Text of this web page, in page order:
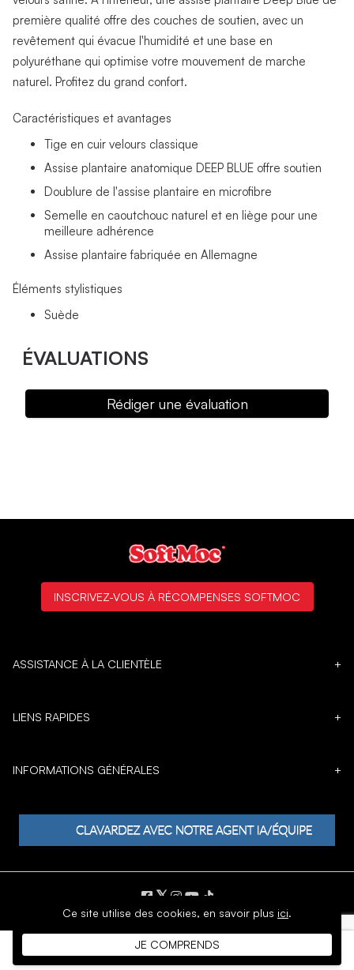
première qualité offre des couches de soutien, avec un
revêtement qui évacue l'humidité et une base en
polyuréthane qui optimise votre mouvement de marche
naturel. Profitez du grand confort.
Caractéristiques et avantages
Tige en cuir velours classique
Assise plantaire anatomique DEEP BLUE offre soutien
Doublure de l'assise plantaire en microfibre
Semelle en caoutchouc naturel et en liège pour une
meilleure adhérence
Assise plantaire fabriquée en Allemagne
Éléments stylistiques
Suède
ÉVALUATIONS
Rédiger une évaluation
Ce site utilise des cookies, en savoir plus ici.
JE COMPRENDS
ASSISTANCE À LA CLIENTÈLE +
LIENS RAPIDES +
INFORMATIONS GÉNÉRALES +
INSCRIVEZ-VOUS À RÉCOMPENSES SOFTMOC
𝕏
DROIT D'AUTEUR © 1996 - 2026 SoftMoc Inc.
Commerce électronique par MWF Group. Tous droits réservés.